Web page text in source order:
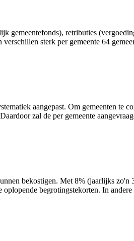
gemeentefonds), retributies
sterk per gemeente 64
aangepast. Om gemeenten te
zal de per gemeente
bekostigen. Met 8% (jaarlijks
begrotingstekorten. In